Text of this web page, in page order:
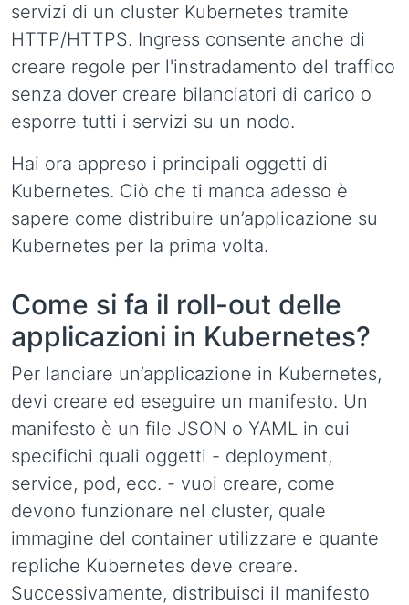
servizi di un cluster Kubernetes tramite
HTTP/HTTPS. Ingress consente anche di
creare regole per l'instradamento del traffico
senza dover creare bilanciatori di carico o
esporre tutti i servizi su un nodo.
Hai ora appreso i principali oggetti di
Kubernetes. Ciò che ti manca adesso è
sapere come distribuire un’applicazione su
Kubernetes per la prima volta.
Come si fa il roll-out delle
applicazioni in Kubernetes?
Per lanciare un’applicazione in Kubernetes,
devi creare ed eseguire un manifesto. Un
manifesto è un file JSON o YAML in cui
specifichi quali oggetti - deployment,
service, pod, ecc. - vuoi creare, come
devono funzionare nel cluster, quale
immagine del container utilizzare e quante
repliche Kubernetes deve creare.
Successivamente, distribuisci il manifesto